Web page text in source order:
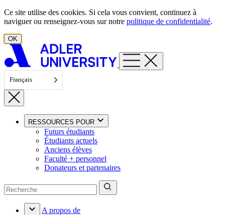
Aller au contenu
Ce site utilise des cookies. Si cela vous convient, continuez à
naviguer ou renseignez-vous sur notre politique de confidentialité.
OK
Français
RESSOURCES POUR
Futurs étudiants
Étudiants actuels
Anciens élèves
Faculté + personnel
Donateurs et partenaires
A propos de